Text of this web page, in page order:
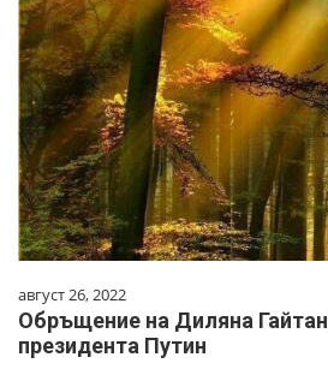
август 26, 2022
Обръщение на Диляна
президента Путин